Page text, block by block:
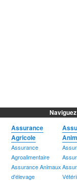
Assurance
Agricole
Assurance
Agroalimentaire
Assurance Animaux
d'élevage